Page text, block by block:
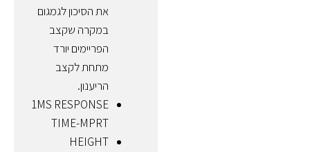
את הסיכון לגמגום
במקרה שקצב
הפריימים יורד
מתחת לקצב
הריענון.
1MS RESPONSE
TIME-MPRT
HEIGHT